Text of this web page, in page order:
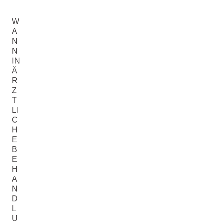
W
A
N
N
IN
Ä
R
Z
T
LI
C
H
E
B
E
H
A
N
D
L
U